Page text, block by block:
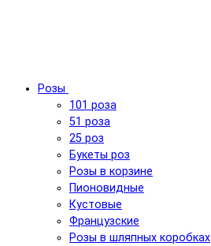
Розы
101 роза
51 роза
25 роз
Букеты роз
Розы в корзине
Пионовидные
Кустовые
Французские
Розы в шляпных коробках